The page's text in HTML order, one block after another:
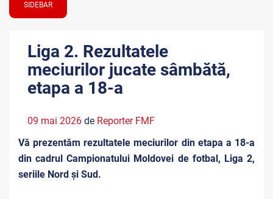
SIDEBAR
Liga 2. Rezultatele
meciurilor jucate sâmbătă,
etapa a 18-a
09 mai 2026 de Reporter FMF
Vă prezentăm rezultatele meciurilor din etapa a 18-a
din cadrul Campionatului Moldovei de fotbal, Liga 2,
seriile Nord și Sud.